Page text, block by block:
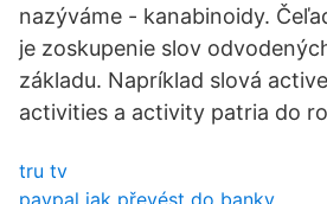
nazýváme - kanabinoidy.
je zoskupenie slov
základu. Napríklad slová
activities a activity patria do
tru tv
paypal jak převést do banky